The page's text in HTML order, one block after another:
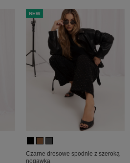
NEW
Czarne dresowe spodnie z szeroką
nogawką